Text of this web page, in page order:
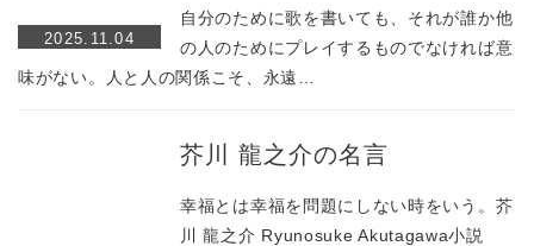
2025.11.04
自分のために歌を書いても、それが誰か他
の人のためにプレイするものでなければ意
味がない。人と人の関係こそ、永遠…
芥川 龍之介の名言
幸福とは幸福を問題にしない時をいう。芥
川 龍之介 Ryunosuke Akutagawa小説